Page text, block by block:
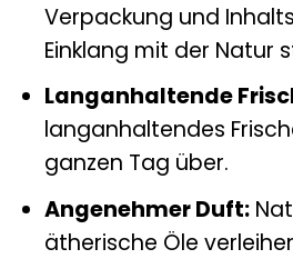
Verpackung und
Einklang mit der Natur
Langanhaltende
langanhaltendes
ganzen Tag über.
Angenehmer Duft:
ätherische Öle